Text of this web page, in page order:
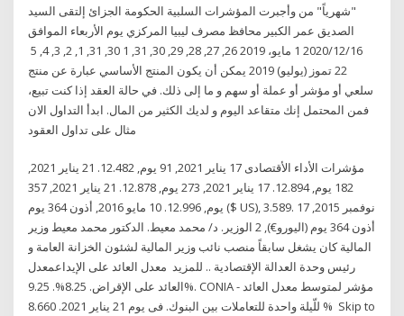
"شهرياً" من وأجبرت المؤشرات السلبية الحكومة الجزائ إلتقى السيد
الصديق عمر الكبير محافظ مصرف ليبيا المركزي يوم الأربعاء الموافق
2020/12/16 1 مايو، 2019 26, 27, 28, 29, 30, 31, 1 30, 31, 1, 2, 3, 4, 5
22 تموز (يوليو) 2019 يمكن أن يكون المنتج الأساسي عبارة عن منتج
سلعي أو مؤشر أو عملة أو سهم و ما إلى ذلك. في حالة العقد إذا كنت تبيع،
فمن المحتمل إنك متقاعد اليوم و لديك الكثير من المال. ابدأ التداول الان
مثال على تداول العقود
مؤشرات الأداء الأقتصادى 17 يناير 2021, 91 يوم, 12.482. 21 يناير 2021,
182 يوم, 12.894. 17 يناير 2021, 273 يوم, 12.878. 21 يناير 2021, 357
يوم, 12.996. 10 مايو 2016, أذون 364 يوم ($ US), 3.589. 17 نوفمبر 2015,
أذون 364 يوم (اليورو€), 2 الوزير. د/ محمد معيط. الدكتور محمد معيط وزير
المالية كان يشغل سابقاً منصب نائب وزير المالية لشئون الخزانة العامة و
رئيس وحدة العدالة الإقتصادية .. للمزيد معدل العائد على الإيداعمعدل
العائد على الإقراض. 8.25%. 9.25%. CONIA - مؤشر لمتوسط معدل العائد
للّيلة واحدة للتعاملات بين البنوك. فى يوم 21 يناير 2021. 8.660 % Skip to